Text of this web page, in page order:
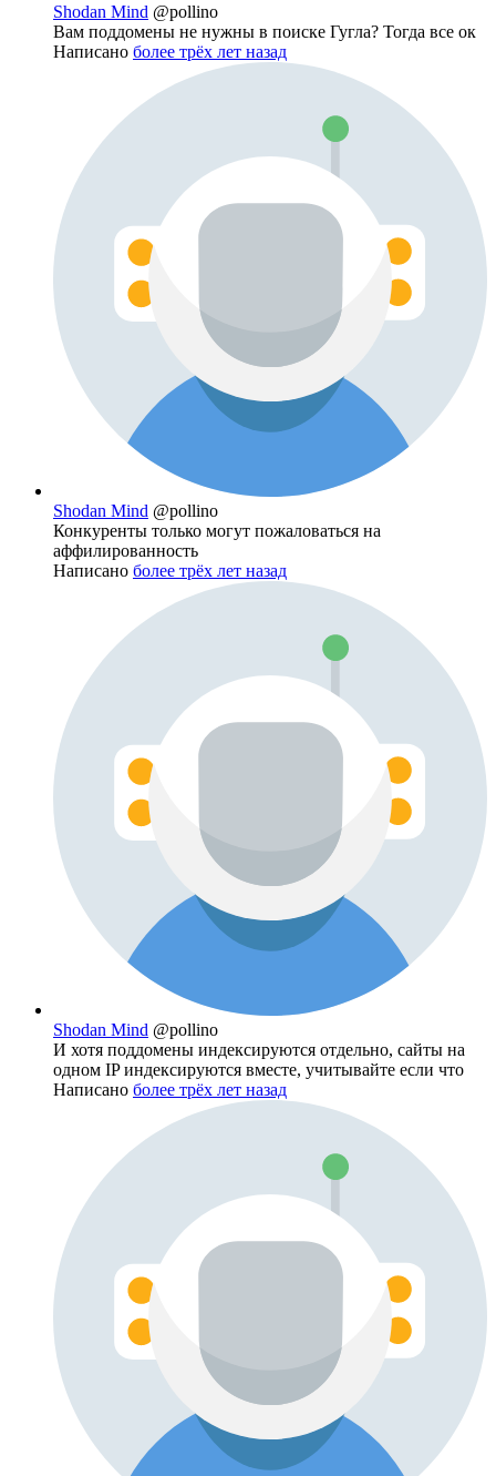
Shodan Mind @pollino
Вам поддомены не нужны в поиске Гугла? Тогда все ок
Написано более трёх лет назад
Shodan Mind @pollino
Конкуренты только могут пожаловаться на
аффилированность
Написано более трёх лет назад
Shodan Mind @pollino
И хотя поддомены индексируются отдельно, сайты на
одном IP индексируются вместе, учитывайте если что
Написано более трёх лет назад